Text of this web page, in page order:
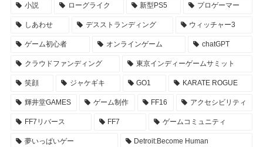
小説 ローグライク 新型PS5 プロゲーマー
しあわせ デスストランディング ウィッチャー3
ゲーム初心者 オンラインゲーム chatGPT
クラウドファンディング 東京インディーゲームサミット
笑顔 ジャケギキ GO1 KARATE ROGUE
輝井堂GAMES ゲーム制作 FF16 アクセシビリティ
FF7リバース FF7 ゲームコミュニティ
夢いっぱいゲー Detroit:Become Human